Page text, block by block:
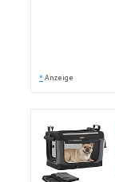
* Anzeige